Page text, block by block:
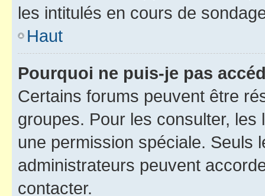
les intitulés en cours de
Haut
Pourquoi ne puis-je pas
Certains forums peuvent être
groupes. Pour les consulter,
une permission spéciale. Seuls
administrateurs peuvent
contacter.